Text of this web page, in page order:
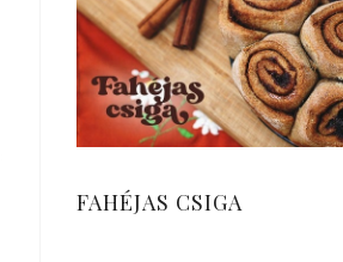
FAHÉJAS CSIGA